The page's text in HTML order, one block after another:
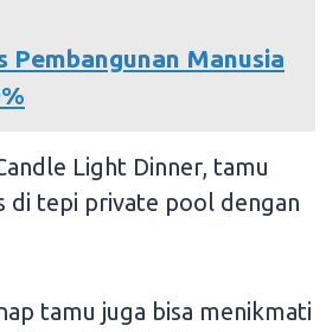
Pembangunan Manusia
Light Dinner, tamu
di tepi private pool dengan
tamu juga bisa menikmati